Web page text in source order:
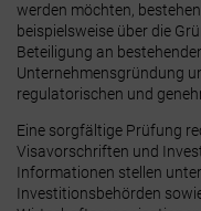
werden möchten,
beispielsweise über die
Beteiligung an
Unternehmensgründung
regulatorischen und
Eine sorgfältige Prüfung
Visavorschriften und
Informationen stellen
Investitionsbehörden